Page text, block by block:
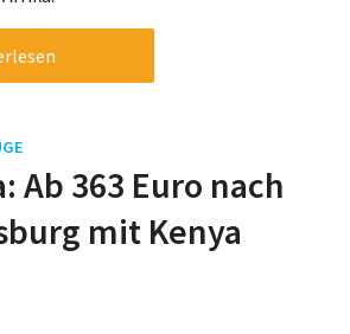
Ab 363 Euro nach
mit Kenya